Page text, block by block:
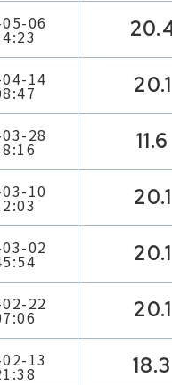
06
14 20.1
28 11.6
10 20.1
02 20.1
22 20.1
13 18.3